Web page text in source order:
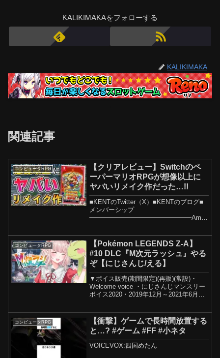
KALIKIMAKAをフォローする
KALIKIMAKA
関連記事
コンピュータRPG
【クリアレビュー】Switchのペ
ーパーマリオRPGが想像以上に
ヤバいリメイク作だった…!!
■KENTのTwitter（X）■KENTのブログ■
メンバーシップ
━━━━━━━━━━━━━━━━Amaz
パーマリオRPG今回の「ペーパーマリ
オ」はゲームキューブで発売されたタイ
トルのリメイク...
コンピュータRPG
【Pokémon LEGENDS Z-A】
#10 DLC『M次元ラッシュ』やる
ぞ【にじさんじ/える】
▼ボイス販売(期間限定)(再販)(常設)・
Welcome voice ・にじさんじマンスリー
ボイス2020・2019年12月～2021年6月ま
FPS語録ボイス...
コンピュータRPG
【衝撃】ゲームで長時間放置する
と…? #ゲーム #FF #小ネタ
VOICEVOX:四国めたん